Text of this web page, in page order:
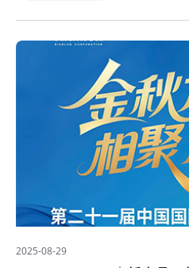
2025-08-29